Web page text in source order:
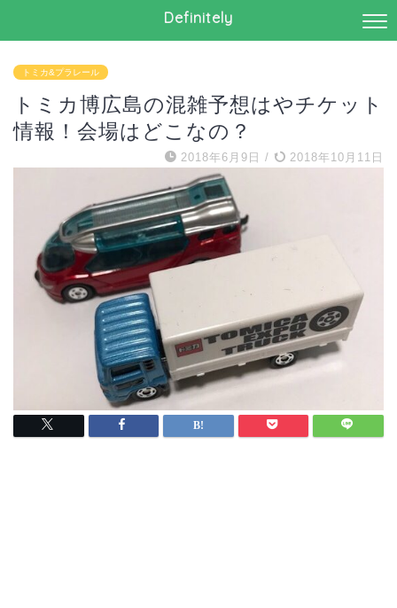
Definitely
トミカ&プラレール
トミカ博広島の混雑予想はやチケット
情報！会場はどこなの？
2018年6月9日 / 2018年10月11日